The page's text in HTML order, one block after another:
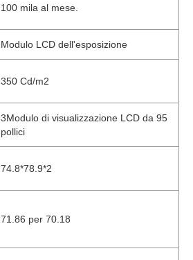
100 mila al mese.
Modulo LCD dell'esposizione
350 Cd/m2
3Modulo di visualizzazione LCD da 95
pollici
74.8*78.9*2
71.86 per 70.18